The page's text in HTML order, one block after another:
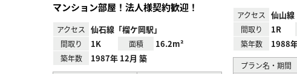
マンション部屋！法人様契約歓迎！
アクセス 仙石線「榴ケ岡駅」
間取り 1K 面積 16.2m²
築年数 1987年 12月 築
アクセス 仙山線
間取り 1R
築年数 1988
プラン名・期間